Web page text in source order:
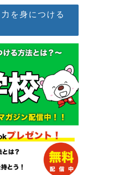
を身につける